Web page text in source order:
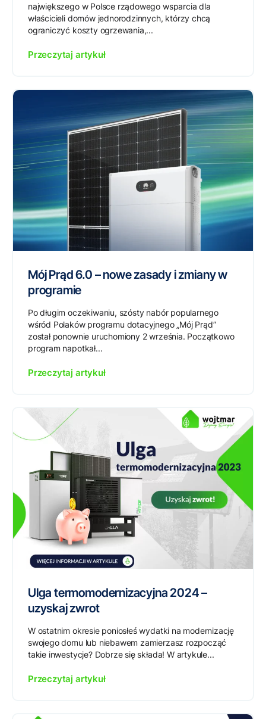
największego w Polsce rządowego wsparcia dla
właścicieli domów jednorodzinnych, którzy chcą
ograniczyć koszty ogrzewania,...
Przeczytaj artykuł
Mój Prąd 6.0 – nowe zasady i zmiany w
programie
Po długim oczekiwaniu, szósty nabór popularnego
wśród Polaków programu dotacyjnego „Mój Prąd”
został ponownie uruchomiony 2 września. Początkowo
program napotkał...
Przeczytaj artykuł
Ulga termomodernizacyjna 2024 –
uzyskaj zwrot
W ostatnim okresie poniosłeś wydatki na modernizację
swojego domu lub niebawem zamierzasz rozpocząć
takie inwestycje? Dobrze się składa! W artykule...
Przeczytaj artykuł